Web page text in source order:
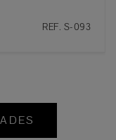
REF. S-093